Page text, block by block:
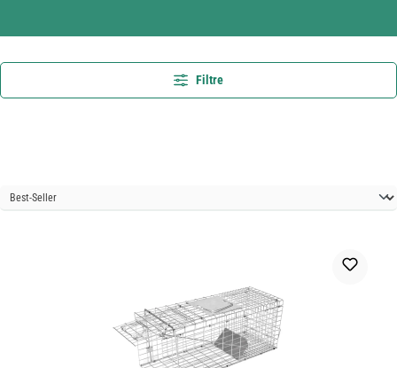
Filtre